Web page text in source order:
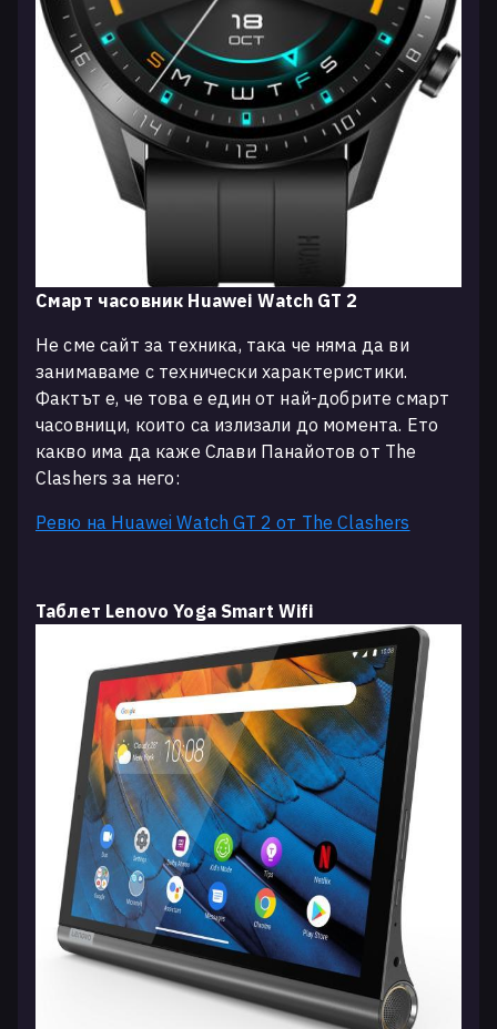
Смарт часовник Huawei Watch GT 2
Не сме сайт за техника, така че няма да ви
занимаваме с технически характеристики.
Фактът е, че това е един от най-добрите смарт
часовници, които са излизали до момента. Ето
какво има да каже Слави Панайотов от The
Clashers за него:
Ревю на Huawei Watch GT 2 от The Clashers
Таблет Lenovo Yoga Smart Wifi